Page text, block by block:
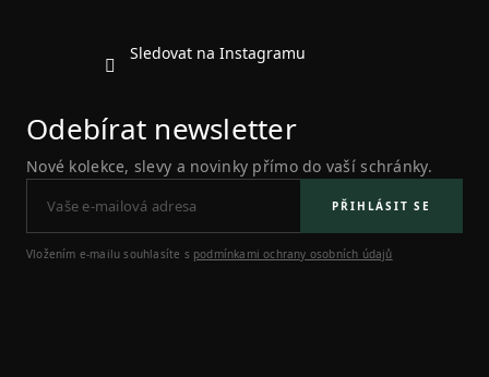
Sledovat na Instagramu
Odebírat newsletter
Nové kolekce, slevy a novinky přímo do vaší schránky.
PŘIHLÁSIT SE
Vložením e-mailu souhlasíte s podmínkami ochrany osobních údajů